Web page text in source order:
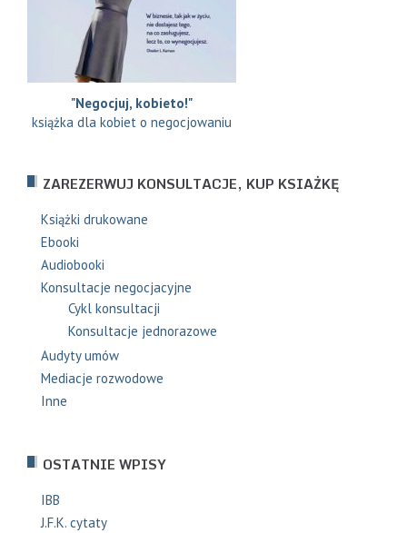
"Negocjuj, kobieto!"
książka dla kobiet o negocjowaniu
ZAREZERWUJ KONSULTACJE, KUP KSIAŻKĘ
Książki drukowane
Ebooki
Audiobooki
Konsultacje negocjacyjne
Cykl konsultacji
Konsultacje jednorazowe
Audyty umów
Mediacje rozwodowe
Inne
OSTATNIE WPISY
IBB
J.F.K. cytaty